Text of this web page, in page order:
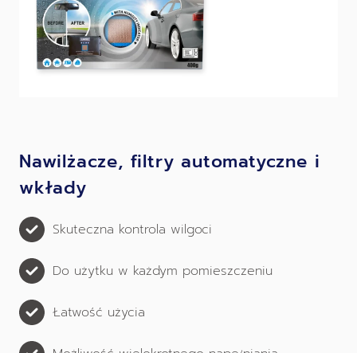
Nawilżacze, filtry automatyczne i
wkłady
Skuteczna kontrola wilgoci
Do użytku w każdym pomieszczeniu
Łatwość użycia